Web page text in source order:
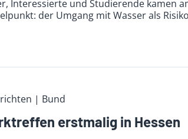
Interessierte und Studierende kamen
der Umgang mit Wasser als
| Bund
erstmalig in Hessen